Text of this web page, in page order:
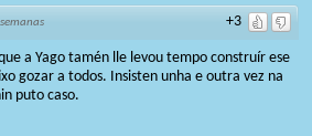
+3
a Yago tamén lle levou tempo construír ese
gozar a todos. Insisten unha e outra vez na
puto caso.